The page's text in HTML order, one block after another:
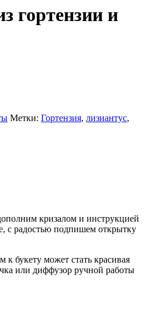
гортензии и
Метки: Гортензия, лизиантус,
кризалом и инструкцией
с радостью подпишем открытку
букету может стать красивая
или диффузор ручной работы